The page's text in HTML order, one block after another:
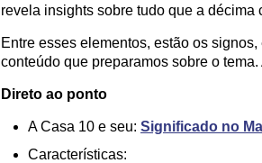
revela insights sobre tudo que a décima
Entre esses elementos, estão os
conteúdo que preparamos sobre o
Direto ao ponto
A Casa 10 e seu: Significado no
Características: